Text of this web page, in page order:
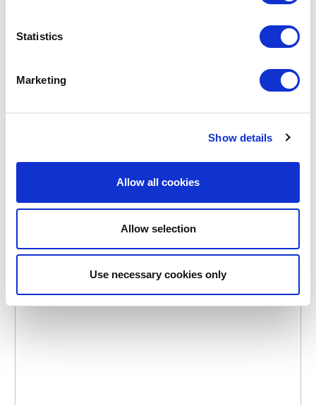
Statistics
Marketing
Show details
Allow all cookies
Allow selection
Use necessary cookies only
CANE VOEDER- EN DRINKBAK VOOR HONDEN BEIGE
€ 30,95